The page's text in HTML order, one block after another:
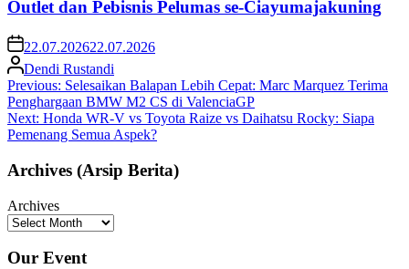
Outlet dan Pebisnis Pelumas se-Ciayumajakuning
22.07.202622.07.2026
Dendi Rustandi
Post
navigation
Previous: Selesaikan Balapan Lebih Cepat: Marc Marquez Terima
Penghargaan BMW M2 CS di ValenciaGP
Next: Honda WR-V vs Toyota Raize vs Daihatsu Rocky: Siapa
Pemenang Semua Aspek?
Archives (Arsip Berita)
Archives
Our Event